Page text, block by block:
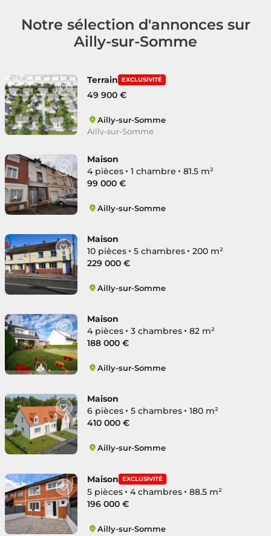
Notre sélection d'annonces sur
Ailly-sur-Somme
Terrain EXCLUSIVITÉ
49 900 €
Ailly-sur-Somme
Ailly-sur-Somme
Maison
4 pièces
1 chambre
81.5 m²
99 000 €
Ailly-sur-Somme
Maison
10 pièces
5 chambres
200 m²
229 000 €
Ailly-sur-Somme
Maison
4 pièces
3 chambres
82 m²
188 000 €
Ailly-sur-Somme
Maison
6 pièces
5 chambres
180 m²
410 000 €
Ailly-sur-Somme
Maison EXCLUSIVITÉ
5 pièces 4 chambres
88.5 m²
196 000 €
Ailly-sur-Somme